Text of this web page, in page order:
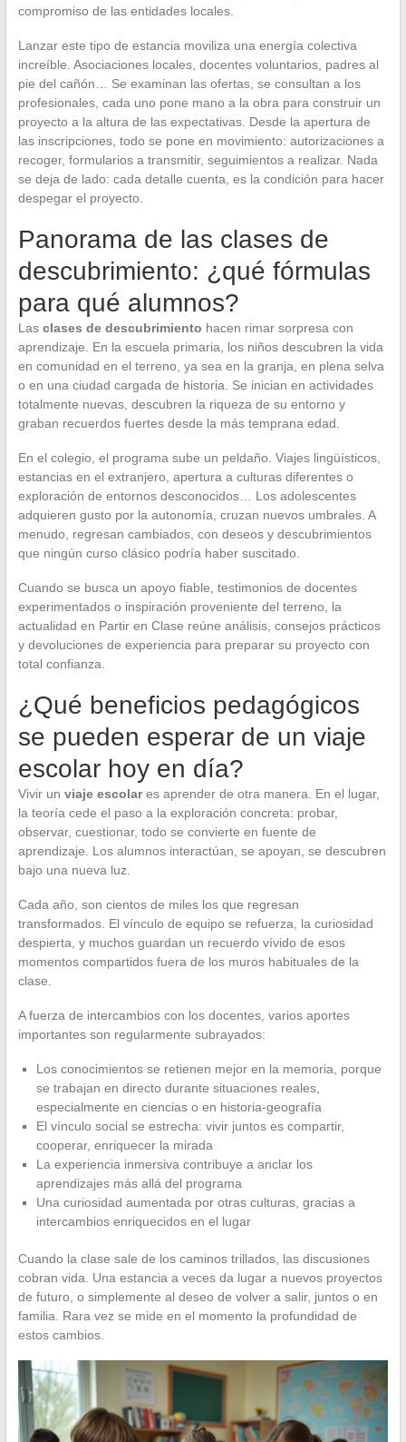
compromiso de las entidades locales.
Lanzar este tipo de estancia moviliza una energía colectiva
increíble. Asociaciones locales, docentes voluntarios, padres al
pie del cañón… Se examinan las ofertas, se consultan a los
profesionales, cada uno pone mano a la obra para construir un
proyecto a la altura de las expectativas. Desde la apertura de
las inscripciones, todo se pone en movimiento: autorizaciones a
recoger, formularios a transmitir, seguimientos a realizar. Nada
se deja de lado: cada detalle cuenta, es la condición para hacer
despegar el proyecto.
Panorama de las clases de
descubrimiento: ¿qué fórmulas
para qué alumnos?
Las clases de descubrimiento hacen rimar sorpresa con
aprendizaje. En la escuela primaria, los niños descubren la vida
en comunidad en el terreno, ya sea en la granja, en plena selva
o en una ciudad cargada de historia. Se inician en actividades
totalmente nuevas, descubren la riqueza de su entorno y
graban recuerdos fuertes desde la más temprana edad.
En el colegio, el programa sube un peldaño. Viajes lingüísticos,
estancias en el extranjero, apertura a culturas diferentes o
exploración de entornos desconocidos… Los adolescentes
adquieren gusto por la autonomía, cruzan nuevos umbrales. A
menudo, regresan cambiados, con deseos y descubrimientos
que ningún curso clásico podría haber suscitado.
Cuando se busca un apoyo fiable, testimonios de docentes
experimentados o inspiración proveniente del terreno, la
actualidad en Partir en Clase reúne análisis, consejos prácticos
y devoluciones de experiencia para preparar su proyecto con
total confianza.
¿Qué beneficios pedagógicos
se pueden esperar de un viaje
escolar hoy en día?
Vivir un viaje escolares aprender de otra manera. En el lugar,
la teoría cede el paso a la exploración concreta: probar,
observar, cuestionar, todo se convierte en fuente de
aprendizaje. Los alumnos interactúan, se apoyan, se descubren
bajo una nueva luz.
Cada año, son cientos de miles los que regresan
transformados. El vínculo de equipo se refuerza, la curiosidad
despierta, y muchos guardan un recuerdo vívido de esos
momentos compartidos fuera de los muros habituales de la
clase.
A fuerza de intercambios con los docentes, varios aportes
importantes son regularmente subrayados:
Los conocimientos se retienen mejor en la memoria, porque
se trabajan en directo durante situaciones reales,
especialmente en ciencias o en historia-geografía
El vínculo social se estrecha: vivir juntos es compartir,
cooperar, enriquecer la mirada
La experiencia inmersiva contribuye a anclar los
aprendizajes más allá del programa
Una curiosidad aumentada por otras culturas, gracias a
intercambios enriquecidos en el lugar
Cuando la clase sale de los caminos trillados, las discusiones
cobran vida. Una estancia a veces da lugar a nuevos proyectos
de futuro, o simplemente al deseo de volver a salir, juntos o en
familia. Rara vez se mide en el momento la profundidad de
estos cambios.